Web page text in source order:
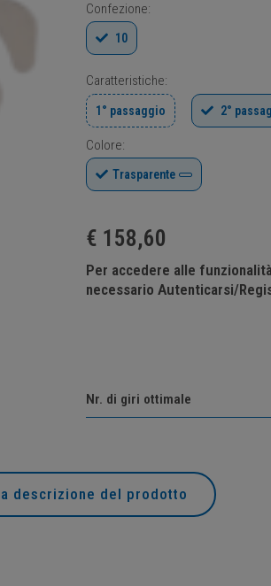
Confezione:
10
Caratteristiche:
1° passaggio 2°
Colore:
Trasparente
€ 158,60
Per accedere alle
necessario Autenticarsi/
Nr. di giri ottimale
descrizione del prodotto